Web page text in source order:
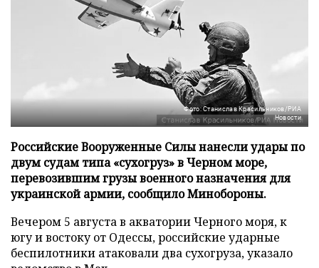
Фото: Станислав Красильников/РИА
Новости
Российские Вооруженные Силы нанесли удары по
двум судам типа «сухогруз» в Черном море,
перевозившим грузы военного назначения для
украинской армии, сообщило Минобороны.
Вечером 5 августа в акватории Черного моря, к
югу и востоку от Одессы, российские ударные
беспилотники атаковали два сухогруза, указало